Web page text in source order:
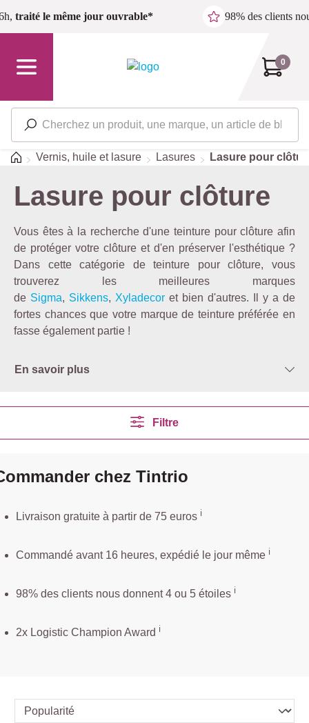
Passer au contenu principal
traité le même jour ouvrable* 98% des clients
0
Accueil
Vernis, huile et lasure Lasures Lasure pour
Lasure pour clôture
Vous êtes à la recherche d'une teinture pour clôture afin
de protéger votre clôture et d'en préserver l'esthétique ?
Dans cette catégorie de teinture pour clôture, vous
trouverez les meilleures marques
de Sigma, Sikkens, Xyladecor et bien d'autres. Il y a de
fortes chances que votre marque de teinture préférée en
fasse également partie !
En savoir plus
Filtre
chez Tintrio
Livraison gratuite à partir de 75 euros ℹ️️
Commandé avant 16 heures, expédié le jour même ℹ️
98% des clients nous donnent 4 ou 5 étoiles ℹ️
2x Logistic Champion Award ℹ️